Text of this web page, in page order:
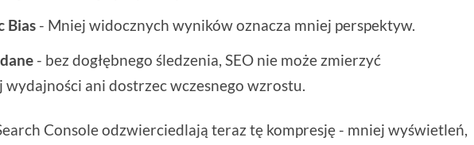
Bias - Mniej widocznych wyników oznacza mniej perspektyw.
- bez dogłębnego śledzenia, SEO nie może zmierzyć
wydajności ani dostrzec wczesnego wzrostu.
Console odzwierciedlają teraz tę kompresję - mniej wyświetleń,